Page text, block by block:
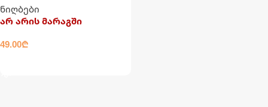
ნიღბები
არ არის მარაგში
49.00₾